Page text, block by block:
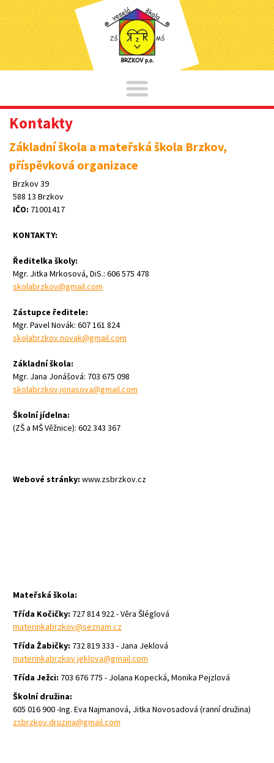
Kontakty
Základní škola a mateřská škola Brzkov,
příspěvková organizace
Brzkov 39
588 13 Brzkov
IČO: 71001417
KONTAKTY:
Ředitelka školy:
Mgr. Jitka Mrkosová, DiS.: 606 575 478
skolabrzkov@gmail.com
Zástupce ředitele:
Mgr. Pavel Novák: 607 161 824
skolabrzkov.novak@gmail.com
Základní škola:
Mgr. Jana Jonášová: 703 675 098
skolabrzkov.jonasova@gmail.com
Školní jídelna:
(ZŠ a MŠ Věžnice): 602 343 367
Webové stránky:www.zsbrzkov.cz
Mateřská škola:
Třída Kočičky: 727 814 922 - Věra Šléglová
materinkabrzkov@seznam.cz
Třída Žabičky: 732 819 333 - Jana Jeklová
materinkabrzkov.jeklova@gmail.com
Třída Ježci: 703 676 775 - Jolana Kopecká, Monika Pejzlová
Školní družina:
605 016 900 -Ing. Eva Najmanová, Jitka Novosadová (ranní družina)
zsbrzkov.druzina@gmail.com